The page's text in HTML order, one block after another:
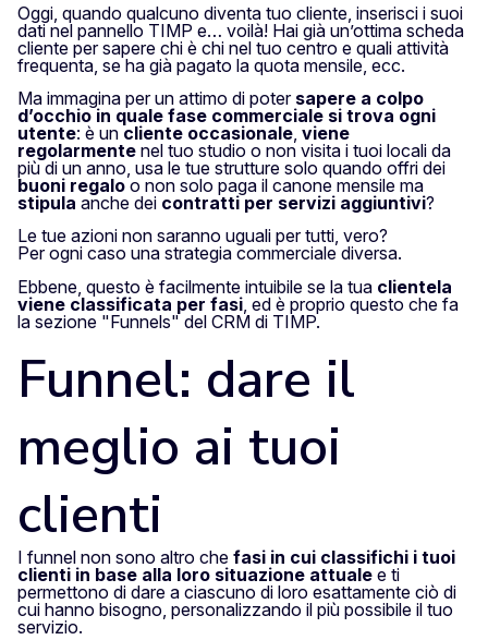
Oggi, quando qualcuno diventa tuo cliente, inserisci i suoi
dati nel pannello TIMP e… voilà! Hai già un’ottima scheda
cliente per sapere chi è chi nel tuo centro e quali attività
frequenta, se ha già pagato la quota mensile, ecc.
Ma immagina per un attimo di poter sapere a colpo
d’occhio in quale fase commerciale si trova ogni
utente: è un cliente occasionale viene
regolarmente nel tuo studio o non visita i tuoi locali da
più di un anno, usa le tue strutture solo quando offri dei
buoni regaloo non solo paga il canone mensile ma
stipula anche dei contratti per servizi aggiuntivi?
Le tue azioni non saranno uguali per tutti, vero?
Per ogni caso una strategia commerciale diversa.
Ebbene, questo è facilmente intuibile se la tua clientela
viene classificata per fasi , ed è proprio questo che fa
la sezione "Funnels" del CRM di TIMP.
Funnel: dare il
meglio ai tuoi
clienti
I funnel non sono altro che fasi in cui classifichi i tuoi
clienti in base alla loro situazione attuale e ti
permettono di dare a ciascuno di loro esattamente ciò di
cui hanno bisogno, personalizzando il più possibile il tuo
servizio.